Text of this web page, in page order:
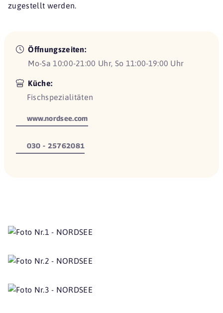
zugestellt werden.
Öffnungszeiten:
Mo-Sa 10:00-21:00 Uhr, So 11:00-19:00 Uhr
Küche:
Fischspezialitäten
www.nordsee.com
030 - 25762081